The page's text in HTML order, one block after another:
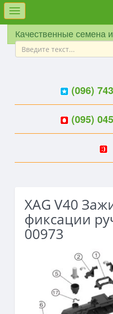
Меню
Качественные семена
(096)
(095)
XAG V40
фиксации
00973